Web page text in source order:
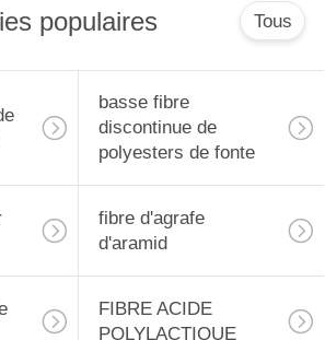
populaires Tous
basse fibre
discontinue de
polyesters de fonte
fibre d'agrafe
d'aramid
FIBRE ACIDE
POLYLACTIQUE